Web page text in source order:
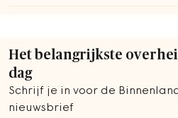
Het belangrijkste
dag
Schrijf je in voor de
nieuwsbrief